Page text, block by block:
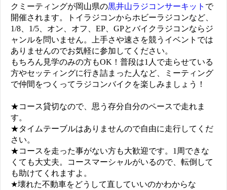
クミーティングが岡山県の黒井山ラジコンサーキット で
開催されます。トイラジコンからホビーラジコンなど、
1/8、1/5、オン、オフ、EP、GPとバイクラジコンならジ
ャンルを問いません。上手さや速さを競うイベントでは
ありませんのでお気軽に参加してください。
もちろん見学のみの方もOK！普段は1人で走らせている
方やセッティングに行き詰まった人など、ミーティング
で仲間をつくってラジコンバイクを楽しみましょう！
★コース貸切なので、思う存分自分のペースで走れま
す。
★タイムテーブルはありませんので自由に走行してくだ
さい。
★コースを走った事がない方も大歓迎です。1周できな
くても大丈夫。コースマーシャルがいるので、転倒して
も助けてくれますよ。
★壊れた不動車をどうして直していいのかわからな